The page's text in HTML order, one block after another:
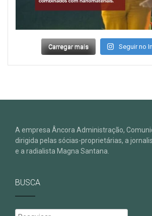
Carregar mais Seguir no
A empresa Âncora Administração,
dirigida pelas sócias-proprietárias, a
e a radialista Magna Santana.
BUSCA
Pesquisar